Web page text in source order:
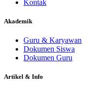
Kontak
Akademik
Guru & Karyawan
Dokumen Siswa
Dokumen Guru
Artikel & Info